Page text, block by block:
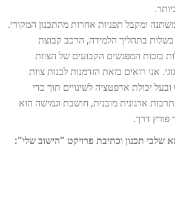
ומקבל תפניות אחרות מהתכנון המקורי.
בתהליך הלמידה, הרכב קבוצת
בזכות המפגשים הקבועים של הצוות
אנו רואים בזאת הזדמנות לבנות צוות
יכולת אדפטציה לשינויים תוך כדי
ארגונית מובנית, חושבת וגמישה הוא
פורץ דרך.
שלבי תכנון וכתיבת פרויקט "הישוב שלי":